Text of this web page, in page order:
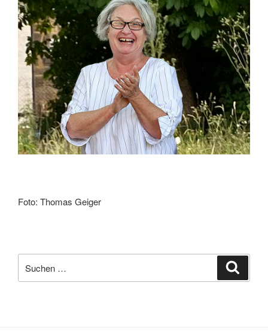
Foto: Thomas Geiger
nach: